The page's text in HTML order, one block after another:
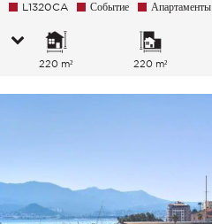
L1320CA Событие Апартаменты
220 m² 220 m²